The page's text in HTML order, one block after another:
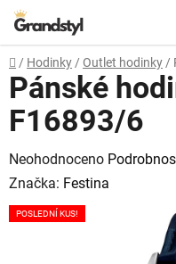
Přejít na obsah
Domů
/ Hodinky / Outlet hodinky /
Pánské
F16893/6
Průměrné hodnocení
Neohodnoceno
Značka: Festina
POSLEDNÍ KUS!